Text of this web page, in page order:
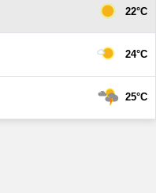
22°C
24°C
25°C